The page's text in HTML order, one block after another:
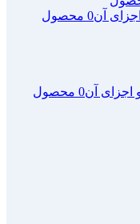
آن0 محصول
آن0 محصول